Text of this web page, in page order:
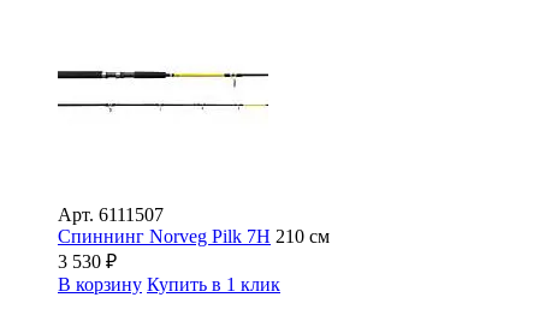
Арт. 6111507
Спиннинг Norveg Pilk 7H 210 см
3 530 ₽
В корзину Купить в 1 клик